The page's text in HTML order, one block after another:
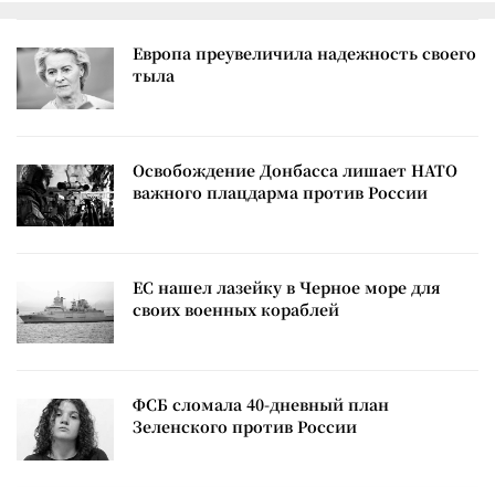
Европа преувеличила надежность своего
тыла
Освобождение Донбасса лишает НАТО
важного плацдарма против России
ЕС нашел лазейку в Черное море для
своих военных кораблей
ФСБ сломала 40-дневный план
Зеленского против России